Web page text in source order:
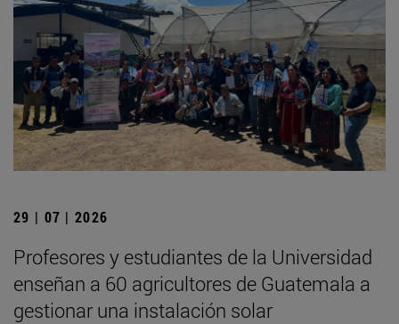
29 | 07 | 2026
Profesores y estudiantes de la Universidad
enseñan a 60 agricultores de Guatemala a
gestionar una instalación solar